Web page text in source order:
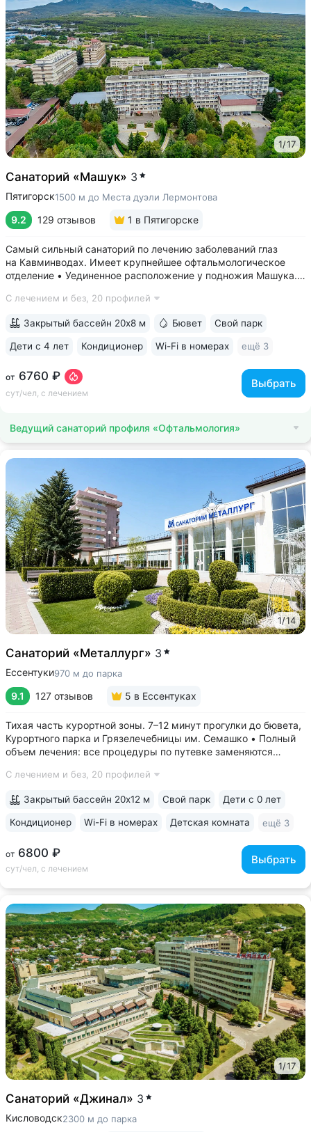
1/17
Санаторий «Машук» 3
Пятигорск1500 м до Места дуэли Лермонтова
9.2 129 отзывов 1 в Пятигорске
Самый сильный санаторий по лечению заболеваний глаз
на Кавминводах. Имеет крупнейшее офтальмологическое
отделение • Уединенное расположение у подножия Машука.
площадка Ворота любви, начало терренкура вокруг Машука.
С лечением и без, 20 профилей
от 6760 ₽
сут/чел, с лечением
Выбрать
Закрытый бассейн 20х8 м Бювет Свой парк
Дети с 4 лет Кондиционер Wi-Fi в номерах ещё 3
Ведущий санаторий профиля «Офтальмология»
1/14
Санаторий «Металлург» 3
Ессентуки970 м до парка
9.1 127 отзывов 5 в Ессентуках
Тихая часть курортной зоны. 7–12 минут прогулки до бювета,
Курортного парка и Грязелечебницы им. Семашко • Полный
объем лечения: все процедуры по путевке заменяются
путевки включены дорогие процедуры: эндоскопические
С лечением и без, 20 профилей
от 6800 ₽
сут/чел, с лечением
Выбрать
Закрытый бассейн 20х12 м Свой парк Дети с 0 лет
Кондиционер Wi-Fi в номерах Детская комната ещё 3
1/17
Санаторий «Джинал» 3
Кисловодск2300 м до парка